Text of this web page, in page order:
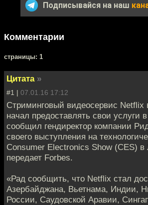
Подписывайся на наш
Комментарии
cтраницы: 1
Цитата »
#1 | 07.01.16 17:12
Стриминговый видеосервис Netflix
начал предоставлять свои услуги
сообщил гендиректор компании
своего выступления на
Consumer Electronics Show (CES) в
передает Forbes.
«Рад сообщить, что Netflix стал
Азербайджана, Вьетнама, Индии,
России, Саудовской Аравии,